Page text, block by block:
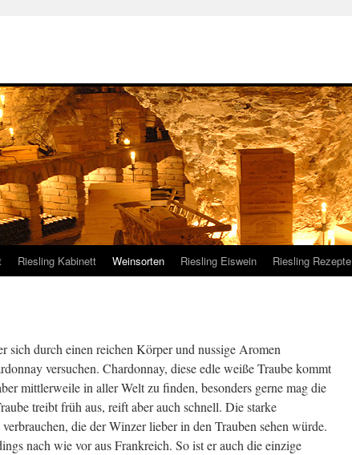
Riesling Kabinett Weinsorten Riesling Eiswein Riesling Rezepte
sich durch einen reichen Körper und nussige Aromen
versuchen. Chardonnay, diese edle weiße Traube kommt
mittlerweile in aller Welt zu finden, besonders gerne mag die
treibt früh aus, reift aber auch schnell. Die starke
die der Winzer lieber in den Trauben sehen würde.
nach wie vor aus Frankreich. So ist er auch die einzige